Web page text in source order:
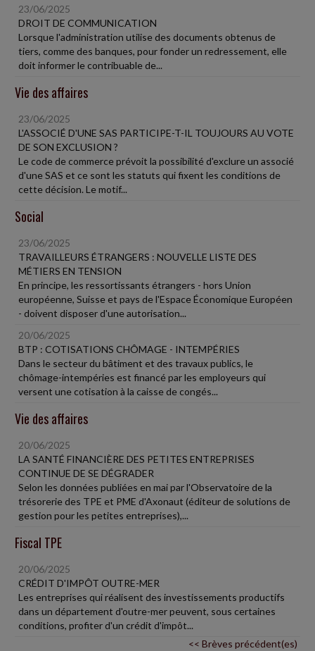
23/06/2025
DROIT DE COMMUNICATION
Lorsque l'administration utilise des documents obtenus de
tiers, comme des banques, pour fonder un redressement, elle
doit informer le contribuable de...
Vie des affaires
23/06/2025
L'ASSOCIÉ D'UNE SAS PARTICIPE-T-IL TOUJOURS AU VOTE
DE SON EXCLUSION ?
Le code de commerce prévoit la possibilité d'exclure un associé
d'une SAS et ce sont les statuts qui fixent les conditions de
cette décision. Le motif...
Social
23/06/2025
TRAVAILLEURS ÉTRANGERS : NOUVELLE LISTE DES
MÉTIERS EN TENSION
En principe, les ressortissants étrangers - hors Union
européenne, Suisse et pays de l'Espace Économique Européen
- doivent disposer d'une autorisation...
20/06/2025
BTP : COTISATIONS CHÔMAGE - INTEMPÉRIES
Dans le secteur du bâtiment et des travaux publics, le
chômage-intempéries est financé par les employeurs qui
versent une cotisation à la caisse de congés...
Vie des affaires
20/06/2025
LA SANTÉ FINANCIÈRE DES PETITES ENTREPRISES
CONTINUE DE SE DÉGRADER
Selon les données publiées en mai par l'Observatoire de la
trésorerie des TPE et PME d'Axonaut (éditeur de solutions de
gestion pour les petites entreprises),...
Fiscal TPE
20/06/2025
CRÉDIT D'IMPÔT OUTRE-MER
Les entreprises qui réalisent des investissements productifs
dans un département d'outre-mer peuvent, sous certaines
conditions, profiter d'un crédit d'impôt...
<< Brèves précédent(es)